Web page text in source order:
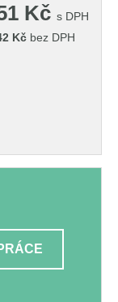
Kč s DPH
Kč bez DPH